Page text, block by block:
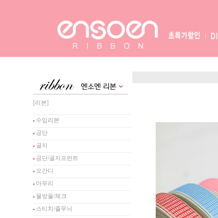
[리본]
수입리본
공단
골지
공단/골지프린트
오간디
마무리
물방울/체크
스티치/줄무늬